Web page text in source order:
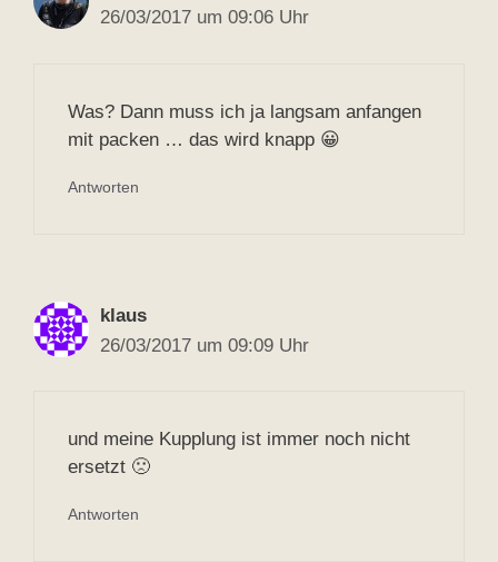
26/03/2017 um 09:06 Uhr
Was? Dann muss ich ja langsam anfangen
mit packen … das wird knapp 😀
Antworten
klaus
26/03/2017 um 09:09 Uhr
und meine Kupplung ist immer noch nicht
ersetzt 🙁
Antworten